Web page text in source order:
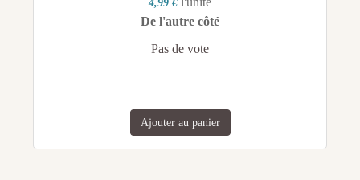
4,99 €
De l'autre côté
Pas de vote
Ajouter au panier